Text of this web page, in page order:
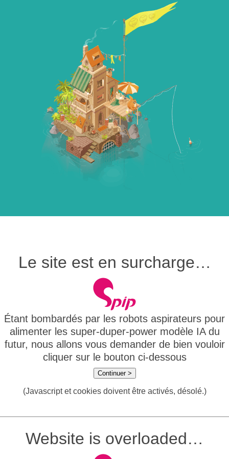
Le site est en surcharge…
Étant bombardés par les robots aspirateurs pour
alimenter les super-duper-power modèle IA du
futur, nous allons vous demander de bien vouloir
cliquer sur le bouton ci-dessous
Continuer >
(Javascript et cookies doivent être activés, désolé.)
Website is overloaded…